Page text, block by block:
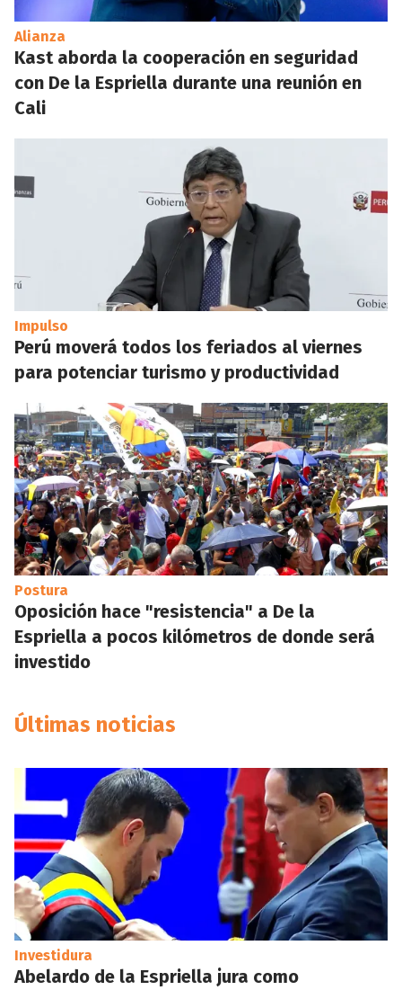
Alianza
Kast aborda la cooperación en seguridad
con De la Espriella durante una reunión en
Cali
Impulso
Perú moverá todos los feriados al viernes
para potenciar turismo y productividad
Postura
Oposición hace "resistencia" a De la
Espriella a pocos kilómetros de donde será
investido
Últimas noticias
Investidura
Abelardo de la Espriella jura como